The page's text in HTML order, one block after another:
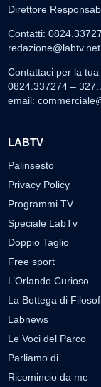
Direttore
Contatti:
redazione@labtv.net
Contattaci per la tua
0824.337274 –
email:
LABTV
Palinsesto
Privacy Policy
Programmi TV
Speciale LabTv
Doppio Taglio
Free sport
L’Orlando Curioso
La Bottega di
Labnews
Le Voci del Parco
Parliamo di…
Ricomincio da me